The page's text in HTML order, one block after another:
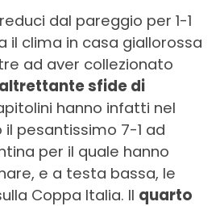
dal pareggio per 1-1
il clima in casa giallorossa
ad aver collezionato
sfide di
hanno infatti nel
pesantissimo 7-1 ad
per il quale hanno
e a testa bassa, le
Coppa Italia. Il quarto